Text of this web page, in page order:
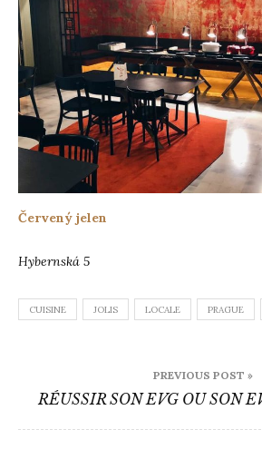
Červený jelen
Hybernská 5
CUISINE JOLIS LOCALE PRAGUE
de
l’article
PREVIOUS POST »
RÉUSSIR SON EVG OU SON